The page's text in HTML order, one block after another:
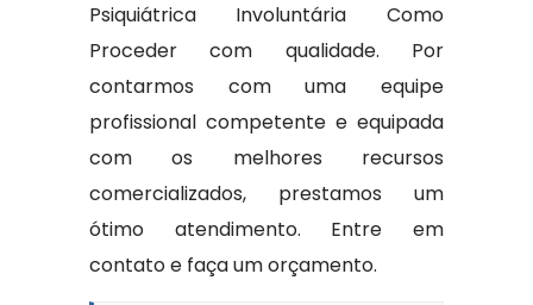
Psiquiátrica Involuntária Como
Proceder com qualidade. Por
contarmos com uma equipe
profissional competente e equipada
com os melhores recursos
comercializados, prestamos um
ótimo atendimento. Entre em
contato e faça um orçamento.